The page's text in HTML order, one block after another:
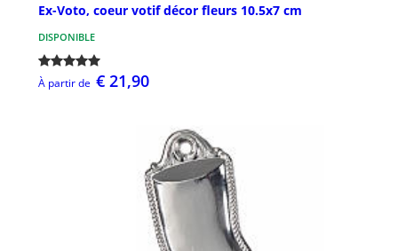
Ex-Voto, coeur votif décor fleurs 10.5x7 cm
DISPONIBLE
À partir de € 21,90